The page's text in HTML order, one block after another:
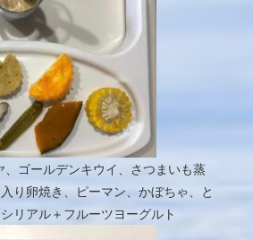
、ゴールデンキウイ、さつまいも蒸
り卵焼き、ピーマン、かぼちゃ、と
リアル＋フルーツヨーグルト